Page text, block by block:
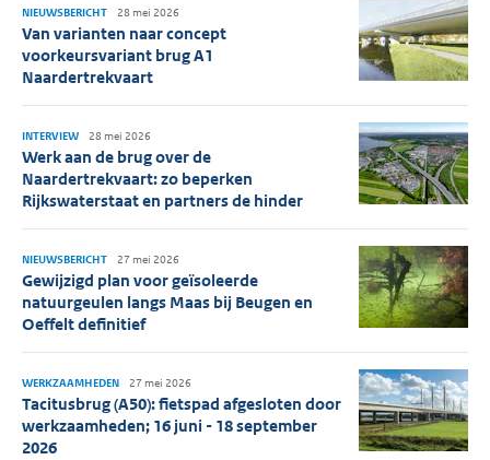
Van varianten naar concept
voorkeursvariant brug A1
Naardertrekvaart
NIEUWSBERICHT 28 mei 2026
Werk aan de brug over de
Naardertrekvaart: zo beperken
Rijkswaterstaat en partners de hinder
INTERVIEW 28 mei 2026
Gewijzigd plan voor geïsoleerde
natuurgeulen langs Maas bij Beugen en
Oeffelt definitief
NIEUWSBERICHT 27 mei 2026
Tacitusbrug (A50): fietspad afgesloten door
werkzaamheden; 16 juni - 18 september
2026
WERKZAAMHEDEN 27 mei 2026